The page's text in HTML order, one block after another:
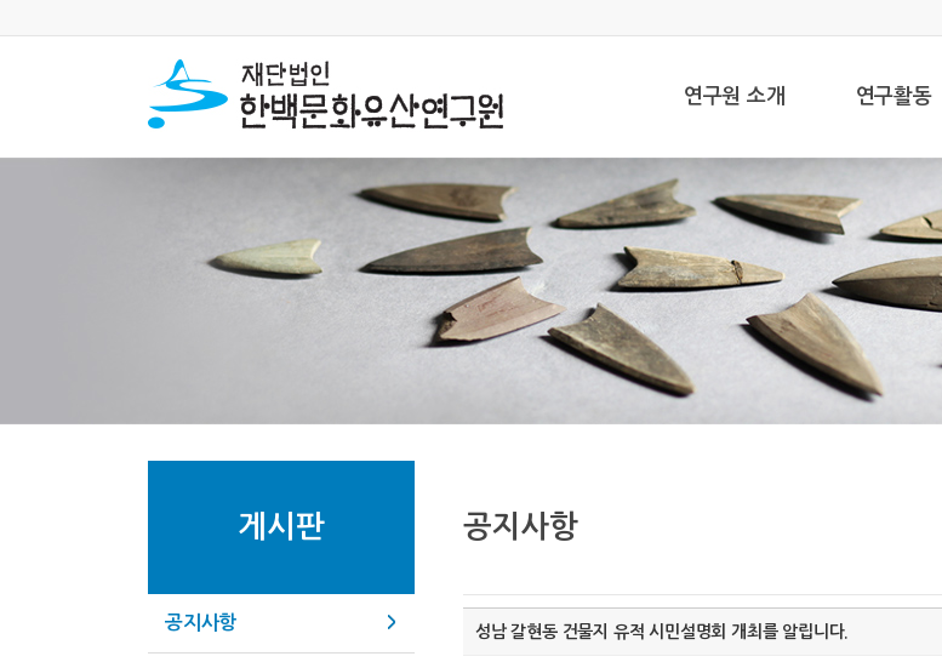
연구원 소개 연구활동
게시판
공지사항
공지사항
성남 갈현동 건물지 유적 시민설명회 개최를 알립니다.